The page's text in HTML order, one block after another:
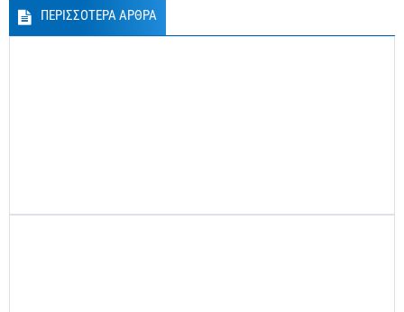
ΠΕΡΙΣΣΟΤΕΡΑ ΑΡΘΡΑ